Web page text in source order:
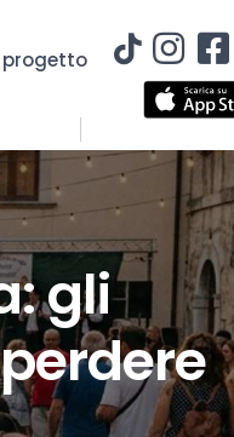
progetto
gli